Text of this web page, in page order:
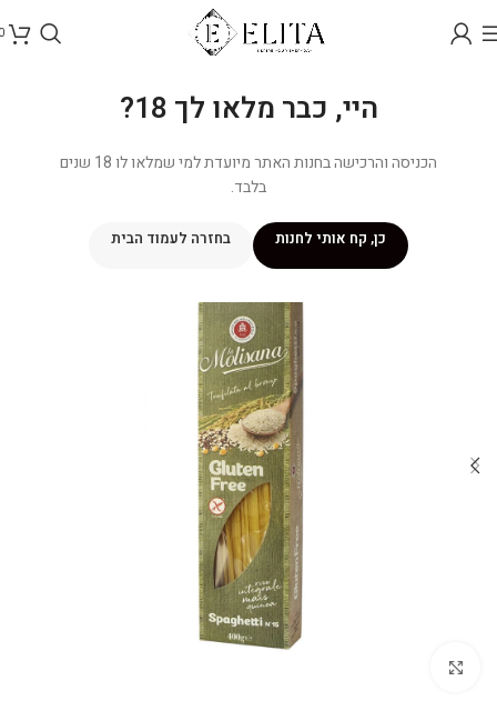
היי, כבר מלאו לך 18?
הכניסה והרכישה בחנות האתר מיועדת למי שמלאו לו 18 שנים
בלבד.
כן, קח אותי לחנות בחזרה לעמוד הבית